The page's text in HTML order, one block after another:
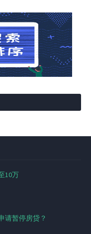
10万
请暂停房贷？